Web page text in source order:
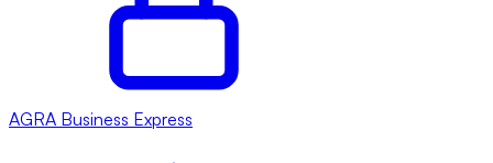
AGRA Business Express